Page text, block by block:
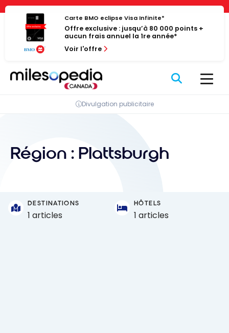
Panneau de gestion des cookies
Passer
contenu
Carte BMO eclipse Visa Infinite*
Offre exclusive : jusqu’à 80 000 points +
aucun frais annuel la 1re année*
Voir l'offre
Divulgation publicitaire
Région : Plattsburgh
DESTINATIONS
1 articles
HÔTELS
1 articles